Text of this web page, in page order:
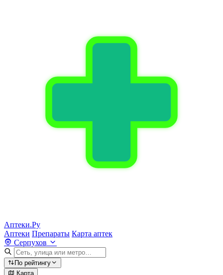
Аптеки.Ру
Аптеки Препараты Карта аптек
Серпухов
По рейтингу
Карта